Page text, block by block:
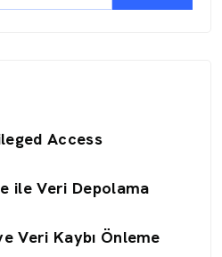
Access
ile Veri Depolama
Veri Kaybı Önleme